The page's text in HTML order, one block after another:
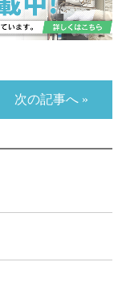
次の記事へ »